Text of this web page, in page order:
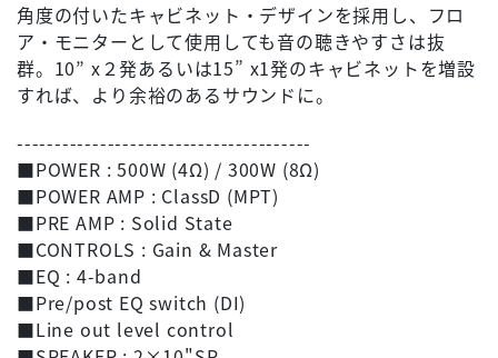
角度の付いたキャビネット・デザインを採用し、フロ
ア・モニターとして使用しても音の聴きやすさは抜
群。10” x２発あるいは15” x1発のキャビネットを増設
すれば、より余裕のあるサウンドに。
---------------------------------------
■POWER : 500W (4Ω) / 300W (8Ω)
■POWER AMP : ClassD (MPT)
■PRE AMP : Solid State
■CONTROLS : Gain & Master
■EQ : 4-band
■Pre/post EQ switch (DI)
■Line out level control